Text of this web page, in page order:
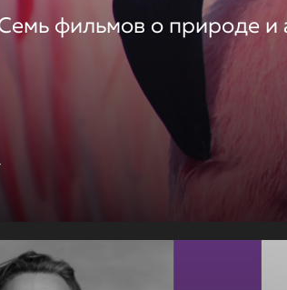
фильмов о природе и